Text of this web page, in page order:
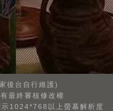
後台自行維護)
最終審核修改權
1024*768以上螢幕解析度